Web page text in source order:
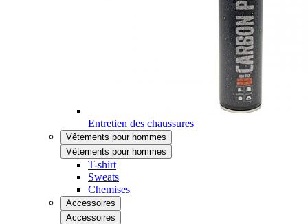
Entretien des chaussures
Vêtements pour hommes
Vêtements pour hommes
T-shirt
Sweats
Chemises
Accessoires
Accessoires